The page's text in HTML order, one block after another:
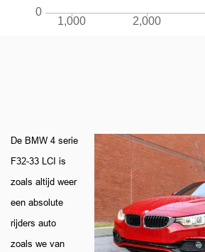
De BMW 4 serie
F32-33 LCI is
zoals altijd weer
een absolute
rijders auto
zoals we van